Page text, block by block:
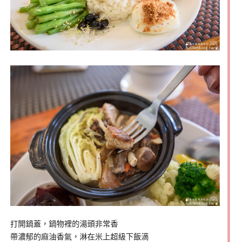
打開鍋蓋，鍋物裡的湯頭非常香
帶濃郁的麻油香氣，淋在米上超級下飯滴